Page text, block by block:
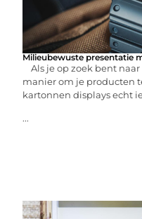
Milieubewuste presentatie
Als je op zoek bent
manier om je producten
kartonnen displays echt
...